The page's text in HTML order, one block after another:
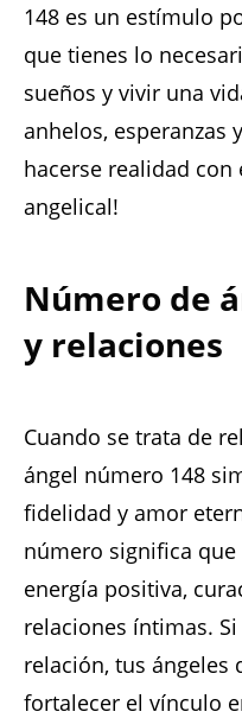
148 es un estímulo
que tienes lo
sueños y vivir una
anhelos, esperanzas
hacerse realidad
angelical!
Número de
y relaciones
Cuando se trata de
ángel número 148
fidelidad y amor
número significa
energía positiva,
relaciones íntimas.
relación, tus ángeles
fortalecer el vínculo